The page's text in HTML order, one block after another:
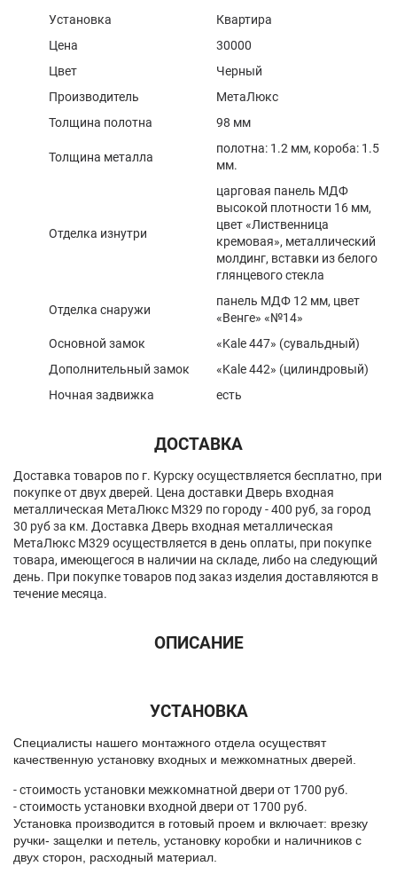
Установка
Квартира
Цена
30000
Цвет
Черный
Производитель
МетаЛюкс
Толщина полотна
98 мм
Толщина металла
полотна: 1.2 мм, короба: 1.5
мм.
Отделка изнутри
царговая панель МДФ
высокой плотности 16 мм,
цвет «Лиственница
кремовая», металлический
молдинг, вставки из белого
глянцевого стекла
Отделка снаружи
панель МДФ 12 мм, цвет
«Венге» «№14»
Основной замок
«Kale 447» (сувальдный)
Дополнительный замок
«Kale 442» (цилиндровый)
Ночная задвижка
есть
ДОСТАВКА
Доставка товаров по г. Курску осуществляется бесплатно, при
покупке от двух дверей. Цена доставки Дверь входная
металлическая МетаЛюкс М329 по городу - 400 руб, за город
30 руб за км. Доставка Дверь входная металлическая
МетаЛюкс М329 осуществляется в день оплаты, при покупке
товара, имеющегося в наличии на складе, либо на следующий
день. При покупке товаров под заказ изделия доставляются в
течение месяца.
ОПИСАНИЕ
УСТАНОВКА
Спeциалисты нашего монтажного отдела осуществят
качественную установку входных и межкомнатных дверей.
- стоимость установки межкомнатной двери от 1700 руб.
- стоимость установки входной двери от 1700 руб.
Установка производится в готовый проем и включает: врезку
ручки- защелки и петель, установку коробки и наличников с
двух сторон, расходный материал.